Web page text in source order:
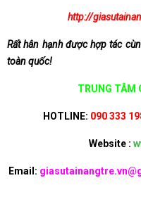
http://
Rất hân hạnh được hợp tác
toàn quốc!
TRUNG TÂM
HOTLINE: 090 333
Website :
Email: